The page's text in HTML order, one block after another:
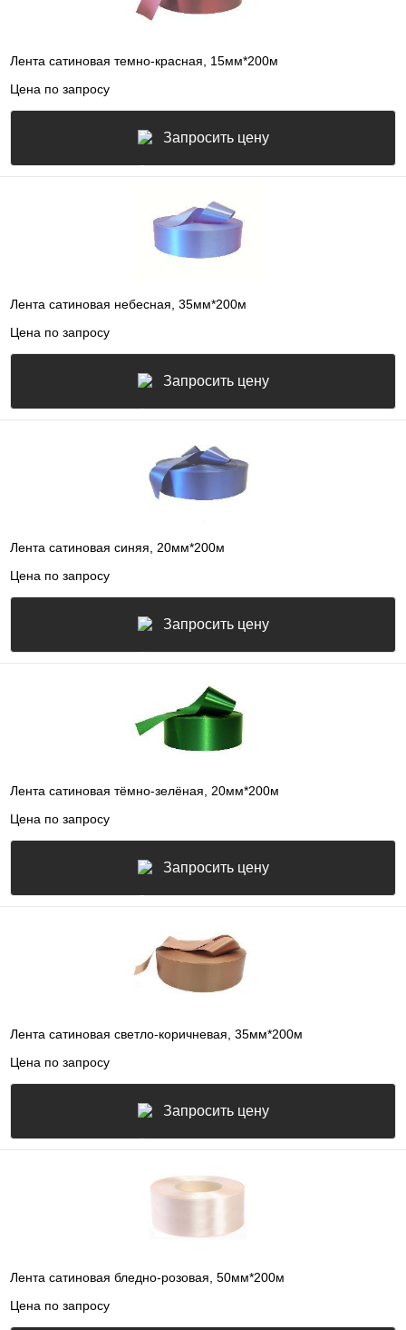
Лента сатиновая темно-красная, 15мм*200м
Цена по запросу
Запросить цену
Лента сатиновая небесная, 35мм*200м
Цена по запросу
Запросить цену
Лента сатиновая синяя, 20мм*200м
Цена по запросу
Запросить цену
Лента сатиновая тёмно-зелёная, 20мм*200м
Цена по запросу
Запросить цену
Лента сатиновая светло-коричневая, 35мм*200м
Цена по запросу
Запросить цену
Лента сатиновая бледно-розовая, 50мм*200м
Цена по запросу